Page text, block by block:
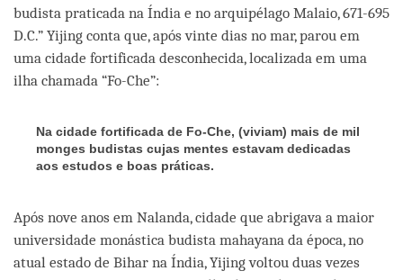
budista praticada na Índia e no arquipélago Malaio, 671-695
D.C.” Yijing conta que, após vinte dias no mar, parou em
uma cidade fortificada desconhecida, localizada em uma
ilha chamada “Fo-Che”:
Na cidade fortificada de Fo-Che, (viviam) mais de mil
monges budistas cujas mentes estavam dedicadas
aos estudos e boas práticas.
Após nove anos em Nalanda, cidade que abrigava a maior
universidade monástica budista mahayana da época, no
atual estado de Bihar na Índia, Yijing voltou duas vezes